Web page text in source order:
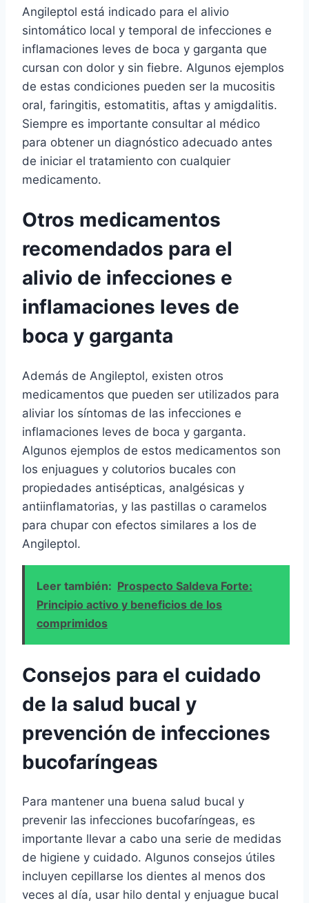
Angileptol está indicado para el alivio
sintomático local y temporal de infecciones e
inflamaciones leves de boca y garganta que
cursan con dolor y sin fiebre. Algunos ejemplos
de estas condiciones pueden ser la mucositis
oral, faringitis, estomatitis, aftas y amigdalitis.
Siempre es importante consultar al médico
para obtener un diagnóstico adecuado antes
de iniciar el tratamiento con cualquier
medicamento.
Otros medicamentos
recomendados para el
alivio de infecciones e
inflamaciones leves de
boca y garganta
Además de Angileptol, existen otros
medicamentos que pueden ser utilizados para
aliviar los síntomas de las infecciones e
inflamaciones leves de boca y garganta.
Algunos ejemplos de estos medicamentos son
los enjuagues y colutorios bucales con
propiedades antisépticas, analgésicas y
antiinflamatorias, y las pastillas o caramelos
para chupar con efectos similares a los de
Angileptol.
Leer también: Prospecto Saldeva Forte:
Principio activo y beneficios de los
comprimidos
Consejos para el cuidado
de la salud bucal y
prevención de infecciones
bucofaríngeas
Para mantener una buena salud bucal y
prevenir las infecciones bucofaríngeas, es
importante llevar a cabo una serie de medidas
de higiene y cuidado. Algunos consejos útiles
incluyen cepillarse los dientes al menos dos
veces al día, usar hilo dental y enjuague bucal